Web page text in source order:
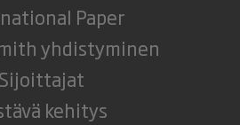
Paper
yhdistyminen
Sijoittajat
kehitys